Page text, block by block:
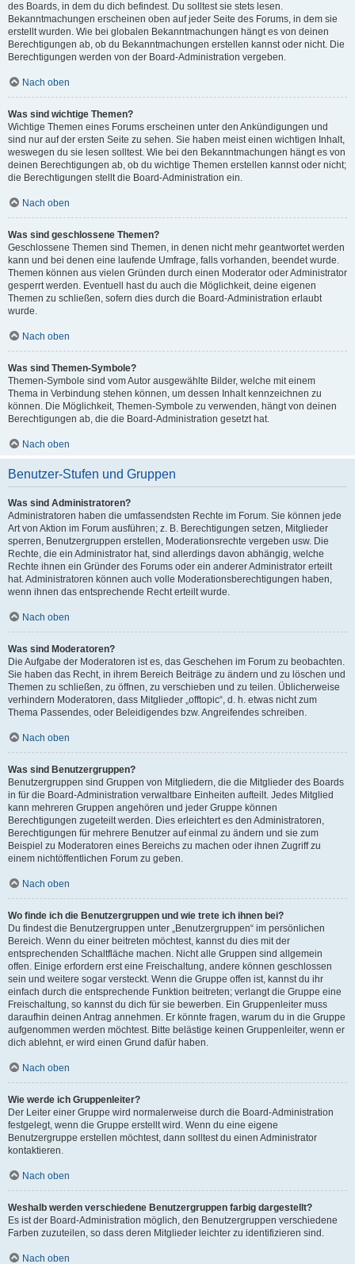
des Boards, in dem du dich befindest. Du solltest sie stets lesen.
Bekanntmachungen erscheinen oben auf jeder Seite des Forums, in dem sie
erstellt wurden. Wie bei globalen Bekanntmachungen hängt es von deinen
Berechtigungen ab, ob du Bekanntmachungen erstellen kannst oder nicht. Die
Berechtigungen werden von der Board-Administration vergeben.
Nach oben
Was sind wichtige Themen?
Wichtige Themen eines Forums erscheinen unter den Ankündigungen und
sind nur auf der ersten Seite zu sehen. Sie haben meist einen wichtigen Inhalt,
weswegen du sie lesen solltest. Wie bei den Bekanntmachungen hängt es von
deinen Berechtigungen ab, ob du wichtige Themen erstellen kannst oder nicht;
die Berechtigungen stellt die Board-Administration ein.
Nach oben
Was sind geschlossene Themen?
Geschlossene Themen sind Themen, in denen nicht mehr geantwortet werden
kann und bei denen eine laufende Umfrage, falls vorhanden, beendet wurde.
Themen können aus vielen Gründen durch einen Moderator oder Administrator
gesperrt werden. Eventuell hast du auch die Möglichkeit, deine eigenen
Themen zu schließen, sofern dies durch die Board-Administration erlaubt
wurde.
Nach oben
Was sind Themen-Symbole?
Themen-Symbole sind vom Autor ausgewählte Bilder, welche mit einem
Thema in Verbindung stehen können, um dessen Inhalt kennzeichnen zu
können. Die Möglichkeit, Themen-Symbole zu verwenden, hängt von deinen
Berechtigungen ab, die die Board-Administration gesetzt hat.
Nach oben
Benutzer-Stufen und Gruppen
Was sind Administratoren?
Administratoren haben die umfassendsten Rechte im Forum. Sie können jede
Art von Aktion im Forum ausführen; z. B. Berechtigungen setzen, Mitglieder
sperren, Benutzergruppen erstellen, Moderationsrechte vergeben usw. Die
Rechte, die ein Administrator hat, sind allerdings davon abhängig, welche
Rechte ihnen ein Gründer des Forums oder ein anderer Administrator erteilt
hat. Administratoren können auch volle Moderationsberechtigungen haben,
wenn ihnen das entsprechende Recht erteilt wurde.
Nach oben
Was sind Moderatoren?
Die Aufgabe der Moderatoren ist es, das Geschehen im Forum zu beobachten.
Sie haben das Recht, in ihrem Bereich Beiträge zu ändern und zu löschen und
Themen zu schließen, zu öffnen, zu verschieben und zu teilen. Üblicherweise
verhindern Moderatoren, dass Mitglieder „offtopic“, d. h. etwas nicht zum
Thema Passendes, oder Beleidigendes bzw. Angreifendes schreiben.
Nach oben
Was sind Benutzergruppen?
Benutzergruppen sind Gruppen von Mitgliedern, die die Mitglieder des Boards
in für die Board-Administration verwaltbare Einheiten aufteilt. Jedes Mitglied
kann mehreren Gruppen angehören und jeder Gruppe können
Berechtigungen zugeteilt werden. Dies erleichtert es den Administratoren,
Berechtigungen für mehrere Benutzer auf einmal zu ändern und sie zum
Beispiel zu Moderatoren eines Bereichs zu machen oder ihnen Zugriff zu
einem nichtöffentlichen Forum zu geben.
Nach oben
Wo finde ich die Benutzergruppen und wie trete ich ihnen bei?
Du findest die Benutzergruppen unter „Benutzergruppen“ im persönlichen
Bereich. Wenn du einer beitreten möchtest, kannst du dies mit der
entsprechenden Schaltfläche machen. Nicht alle Gruppen sind allgemein
offen. Einige erfordern erst eine Freischaltung, andere können geschlossen
sein und weitere sogar versteckt. Wenn die Gruppe offen ist, kannst du ihr
einfach durch die entsprechende Funktion beitreten; verlangt die Gruppe eine
Freischaltung, so kannst du dich für sie bewerben. Ein Gruppenleiter muss
daraufhin deinen Antrag annehmen. Er könnte fragen, warum du in die Gruppe
aufgenommen werden möchtest. Bitte belästige keinen Gruppenleiter, wenn er
dich ablehnt, er wird einen Grund dafür haben.
Nach oben
Wie werde ich Gruppenleiter?
Der Leiter einer Gruppe wird normalerweise durch die Board-Administration
festgelegt, wenn die Gruppe erstellt wird. Wenn du eine eigene
Benutzergruppe erstellen möchtest, dann solltest du einen Administrator
kontaktieren.
Nach oben
Weshalb werden verschiedene Benutzergruppen farbig dargestellt?
Es ist der Board-Administration möglich, den Benutzergruppen verschiedene
Farben zuzuteilen, so dass deren Mitglieder leichter zu identifizieren sind.
Nach oben